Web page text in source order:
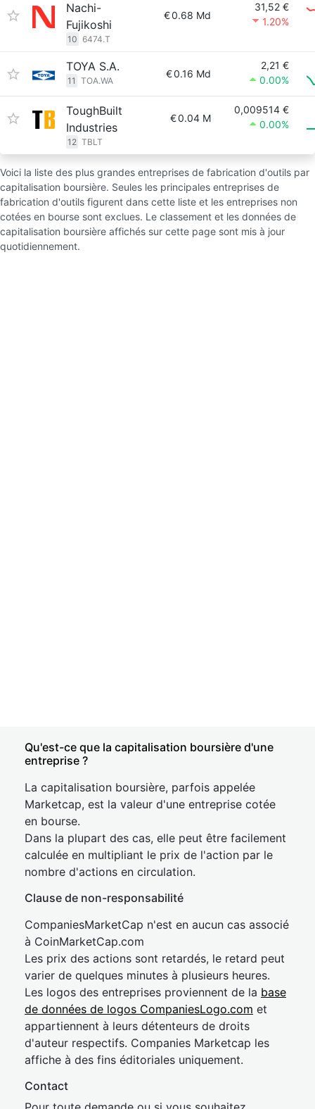
Nachi-
Fujikoshi
10 6474.T
€0.68 Md
31,52 €
1.20%
TOYA S.A.
11 TOA.WA
€0.16 Md
2,21 €
0.00%
ToughBuilt
Industries
12 TBLT
€0.04 M
0,009514 €
0.00%
Voici la liste des plus grandes entreprises de fabrication d'outils par
capitalisation boursière. Seules les principales entreprises de
fabrication d'outils figurent dans cette liste et les entreprises non
cotées en bourse sont exclues. Le classement et les données de
capitalisation boursière affichés sur cette page sont mis à jour
quotidiennement.
Qu'est-ce que la capitalisation boursière d'une
entreprise ?
La capitalisation boursière, parfois appelée
Marketcap, est la valeur d'une entreprise cotée
en bourse.
Dans la plupart des cas, elle peut être facilement
calculée en multipliant le prix de l'action par le
nombre d'actions en circulation.
Clause de non-responsabilité
CompaniesMarketCap n'est en aucun cas associé
à CoinMarketCap.com
Les prix des actions sont retardés, le retard peut
varier de quelques minutes à plusieurs heures.
Les logos des entreprises proviennent de la base
de données de logos CompaniesLogo.com et
appartiennent à leurs détenteurs de droits
d'auteur respectifs. Companies Marketcap les
affiche à des fins éditoriales uniquement.
Contact